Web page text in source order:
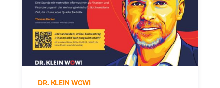
DR. KLEIN WOWI